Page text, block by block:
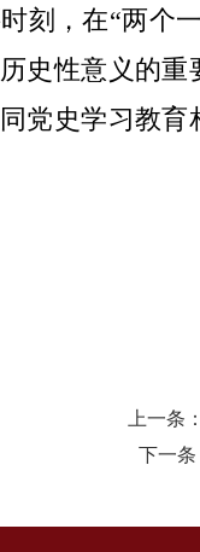
刻，在“两个
史性意义的重
党史学习教育
上一条：
下一条